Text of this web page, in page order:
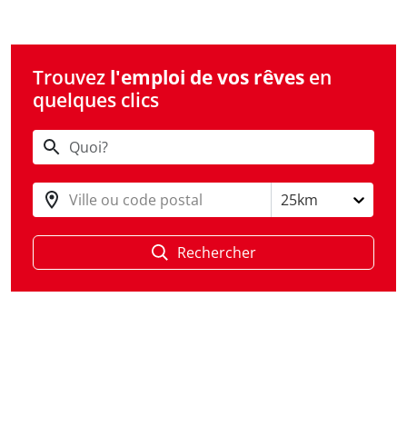
Trouvez l'emploi de vos rêves en
quelques clics
Ville ou code postal 25km
Rechercher